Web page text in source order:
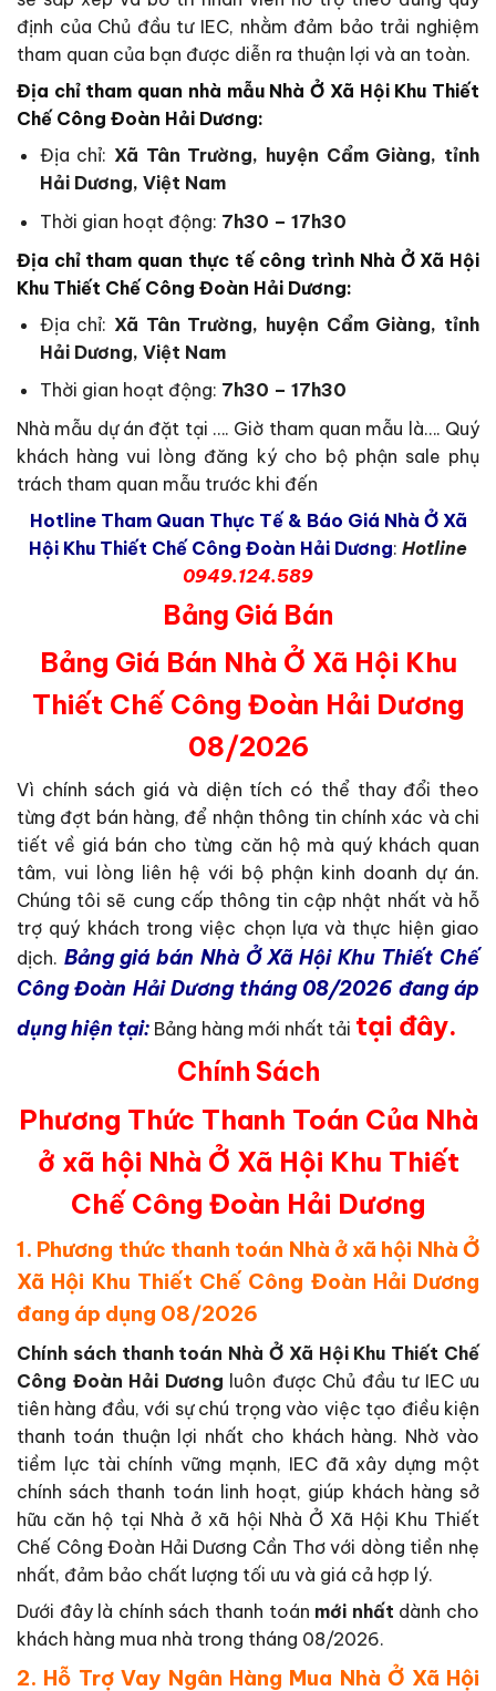
định của Chủ đầu tư IEC, nhằm đảm bảo trải nghiệm
tham quan của bạn được diễn ra thuận lợi và an toàn.
Địa chỉ tham quan nhà mẫu Nhà Ở Xã Hội Khu Thiết
Chế Công Đoàn Hải Dương:
Địa chỉ: Xã Tân Trường, huyện Cẩm Giàng, tỉnh
Hải Dương, Việt Nam
Thời gian hoạt động: 7h30 – 17h30
Địa chỉ tham quan thực tế công trình Nhà Ở Xã Hội
Khu Thiết Chế Công Đoàn Hải Dương:
Địa chỉ: Xã Tân Trường, huyện Cẩm Giàng, tỉnh
Hải Dương, Việt Nam
Thời gian hoạt động: 7h30 – 17h30
Nhà mẫu dự án đặt tại …. Giờ tham quan mẫu là…. Quý
khách hàng vui lòng đăng ký cho bộ phận sale phụ
trách tham quan mẫu trước khi đến
Hotline Tham Quan Thực Tế & Báo Giá Nhà Ở Xã
Hội Khu Thiết Chế Công Đoàn Hải Dương: Hotline
0949.124.589
Bảng Giá Bán
Bảng Giá Bán Nhà Ở Xã Hội Khu
Thiết Chế Công Đoàn Hải Dương
08/2026
Vì chính sách giá và diện tích có thể thay đổi theo
từng đợt bán hàng, để nhận thông tin chính xác và chi
tiết về giá bán cho từng căn hộ mà quý khách quan
tâm, vui lòng liên hệ với bộ phận kinh doanh dự án.
Chúng tôi sẽ cung cấp thông tin cập nhật nhất và hỗ
trợ quý khách trong việc chọn lựa và thực hiện giao
dịch. Bảng giá bán Nhà Ở Xã Hội Khu Thiết Chế
Công Đoàn Hải Dương tháng 08/2026 đang áp
dụng hiện tại: Bảng hàng mới nhất tải tại đây.
Chính Sách
Phương Thức Thanh Toán Của Nhà
ở xã hội Nhà Ở Xã Hội Khu Thiết
Chế Công Đoàn Hải Dương
1. Phương thức thanh toán Nhà ở xã hội Nhà Ở
Xã Hội Khu Thiết Chế Công Đoàn Hải Dương
đang áp dụng 08/2026
Chính sách thanh toán Nhà Ở Xã Hội Khu Thiết Chế
Công Đoàn Hải Dương luôn được Chủ đầu tư IEC ưu
tiên hàng đầu, với sự chú trọng vào việc tạo điều kiện
thanh toán thuận lợi nhất cho khách hàng. Nhờ vào
tiềm lực tài chính vững mạnh, IEC đã xây dựng một
chính sách thanh toán linh hoạt, giúp khách hàng sở
hữu căn hộ tại Nhà ở xã hội Nhà Ở Xã Hội Khu Thiết
Chế Công Đoàn Hải Dương Cần Thơ với dòng tiền nhẹ
nhất, đảm bảo chất lượng tối ưu và giá cả hợp lý.
Dưới đây là chính sách thanh toán mới nhất dành cho
khách hàng mua nhà trong tháng 08/2026.
2. Hỗ Trợ Vay Ngân Hàng Mua Nhà Ở Xã Hội